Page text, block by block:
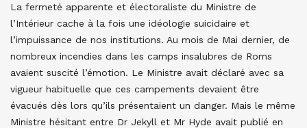
La fermeté apparente et électoraliste du Ministre de
l’Intérieur cache à la fois une idéologie suicidaire et
l’impuissance de nos institutions. Au mois de Mai dernier, de
nombreux incendies dans les camps insalubres de Roms
avaient suscité l’émotion. Le Ministre avait déclaré avec sa
vigueur habituelle que ces campements devaient être
évacués dès lors qu’ils présentaient un danger. Mais le même
Ministre hésitant entre Dr Jekyll et Mr Hyde avait publié en